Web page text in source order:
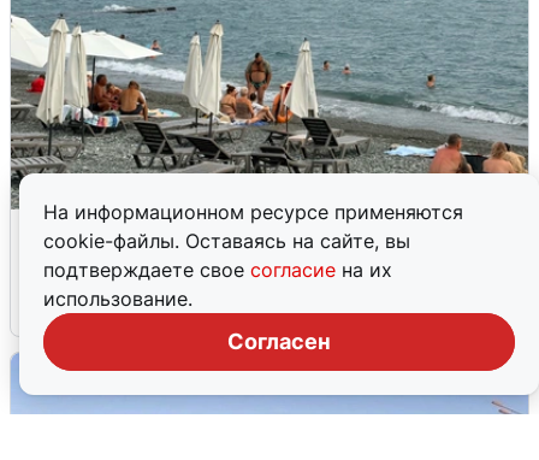
На информационном ресурсе применяются
cookie-файлы. Оставаясь на сайте, вы
подтверждаете свое согласие на их
использование.
Согласен
Жители и туристы Сочи рассказали
об атаке БПЛА 5 августа
5 августа 0